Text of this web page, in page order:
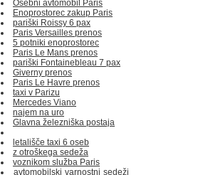
Osebni avtomobil Paris
Enoprostorec zakup Paris
pariški Roissy 6 pax
Paris Versailles prenos
5 potniki enoprostorec
Paris Le Mans prenos
pariški Fontainebleau 7 pax
Giverny prenos
Paris Le Havre prenos
taxi v Parizu
Mercedes Viano
najem na uro
Glavna železniška postaja
letališče taxi 6 oseb
z otroškega sedeža
voznikom služba Paris
avtomobilski varnostni sedeži